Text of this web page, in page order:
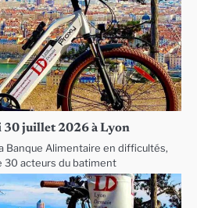
30 juillet 2026 à Lyon
Banque Alimentaire en difficultés,
30 acteurs du batiment